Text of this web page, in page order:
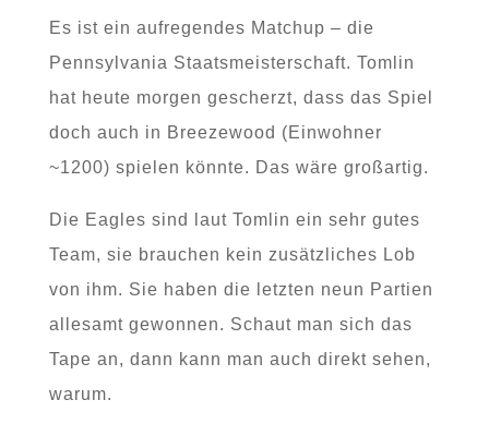
Es ist ein aufregendes Matchup – die
Pennsylvania Staatsmeisterschaft. Tomlin
hat heute morgen gescherzt, dass das Spiel
doch auch in Breezewood (Einwohner
~1200) spielen könnte. Das wäre großartig.
Die Eagles sind laut Tomlin ein sehr gutes
Team, sie brauchen kein zusätzliches Lob
von ihm. Sie haben die letzten neun Partien
allesamt gewonnen. Schaut man sich das
Tape an, dann kann man auch direkt sehen,
warum.